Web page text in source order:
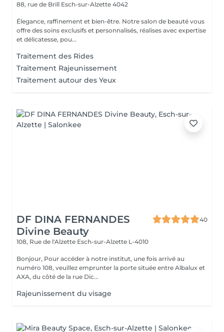
88, rue de Brill Esch-sur-Alzette 4042
Élegance, raffinement et bien-être. Notre salon de beauté vous
offre des soins exclusifs et personnalisés, réalises avec expertise
et délicatesse, pou...
Traitement des Rides
Traitement Rajeunissement
Traitement autour des Yeux
DF DINA FERNANDES
Divine Beauty
40
108, Rue de l'Alzette Esch-sur-Alzette L-4010
Bonjour, Pour accéder à notre institut, une fois arrivé au
numéro 108, veuillez emprunter la porte située entre Albalux et
AXA, du côté de la rue Dic...
Rajeunissement du visage